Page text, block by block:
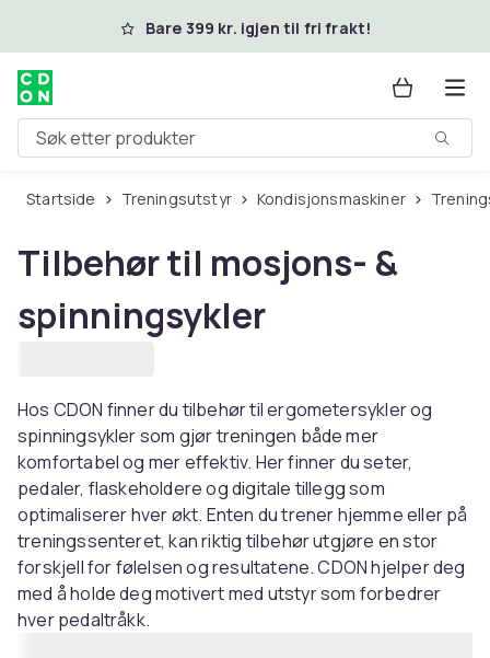
Hopp til hovedinnholdBare 399 kr. igjen til fri frakt!
Søk etter produkter
Startside Treningsutstyr Kondisjonsmaskiner
Tilbehør til mosjons- &
spinningsykler
Hos CDON finner du tilbehør til ergometersykler og
spinningsykler som gjør treningen både mer
komfortabel og mer effektiv. Her finner du seter,
pedaler, flaskeholdere og digitale tillegg som
optimaliserer hver økt. Enten du trener hjemme eller på
treningssenteret, kan riktig tilbehør utgjøre en stor
forskjell for følelsen og resultatene. CDON hjelper deg
med å holde deg motivert med utstyr som forbedrer
hver pedaltråkk.